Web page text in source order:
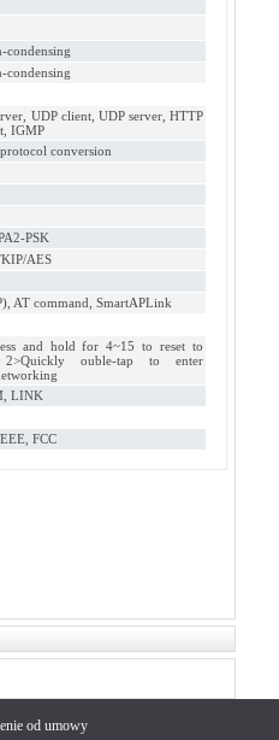
condensing
condensing
UDP client, UDP server, HTTP
IGMP
conversion
PSK
AES
AT command, SmartAPLink
and hold for 4~15 to reset to
2>Quickly ouble-tap to enter
LINK
FCC
od umowy